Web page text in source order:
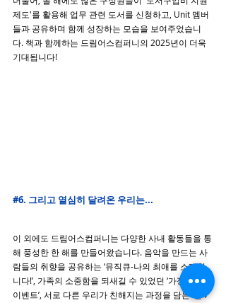
제도'를 활용해 업무 관련 도서를 신청하고, Unit 멤버
들과 공유하며 함께 성장하는 모습을 보여주었습니
다. 책과 함께하는 드림어스컴퍼니의 2025년이 더욱
기대됩니다!
#6. 그리고 열심히 달려온 우리는...
이 외에도 드림어스컴퍼니는 다양한 사내 활동들을 통
해 풍성한 한 해를 만들어왔습니다. 음악을 만드는 사
람들의 취향을 공유하는 ‘뮤직큐-나의 최애를 소개합
니다!’, 가족의 소중함을 되새길 수 있었던 ‘가정의 달
이벤트’, 서로 다른 우리가 친해지는 과정을 담은 ‘인4